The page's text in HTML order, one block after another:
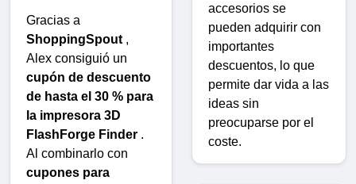
Gracias a
ShoppingSpout ,
Alex consiguió un
cupón de descuento
de hasta el 30 % para
la impresora 3D
FlashForge Finder .
Al combinarlo con
cupones para
accesorios se
pueden adquirir con
importantes
descuentos, lo que
permite dar vida a las
ideas sin
preocuparse por el
coste.